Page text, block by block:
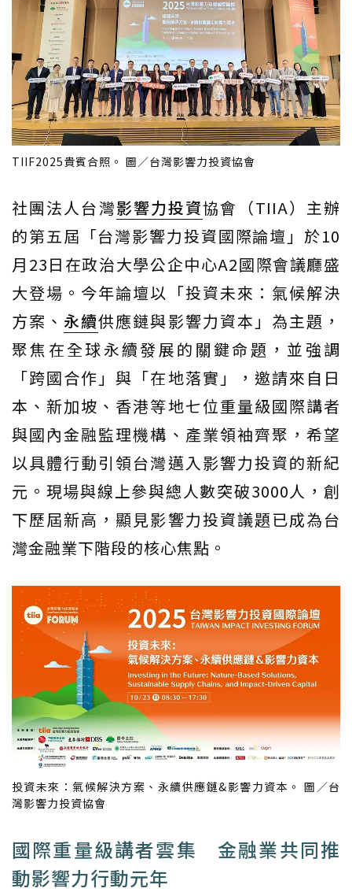
TIIF2025貴賓合照。 圖／台灣影響力投資協會
社團法人台灣影響力投資協會（TIIA）主辦
的第五屆「台灣影響力投資國際論壇」於10
月23日在政治大學公企中心A2國際會議廳盛
大登場。今年論壇以「投資未來：氣候解決
方案、 永續供應鏈與影響力資本」為主題，
聚焦在全球永續發展的關鍵命題，並強調
「跨國合作」與「在地落實」，邀請來自日
本、新加坡、香港等地七位重量級國際講者
與國內金融監理機構、產業領袖齊聚，希望
以具體行動引領台灣邁入影響力投資的新紀
元。現場與線上參與總人數突破3000人，創
下歷屆新高，顯見影響力投資議題已成為台
灣金融業下階段的核心焦點。
投資未來：氣候解決方案、永續供應鏈&影響力資本。 圖／台
灣影響力投資協會
國際重量級講者雲集 金融業共同推
動影響力行動元年